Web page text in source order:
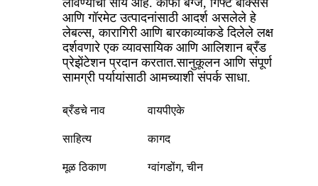
लावण्याची सोय आहे. कॉफी बॅग्ज, गिफ्ट बॉक्सेस
आणि गॉरमेट उत्पादनांसाठी आदर्श असलेले हे
लेबल्स, कारागिरी आणि बारकाव्यांकडे दिलेले लक्ष
दर्शवणारे एक व्यावसायिक आणि आलिशान ब्रँड
प्रेझेंटेशन प्रदान करतात.सानुकूलन आणि संपूर्ण
सामग्री पर्यायांसाठी आमच्याशी संपर्क साधा.
ब्रँडचे नाव वायपीएके
साहित्य कागद
मूळ ठिकाण ग्वांगडोंग, चीन